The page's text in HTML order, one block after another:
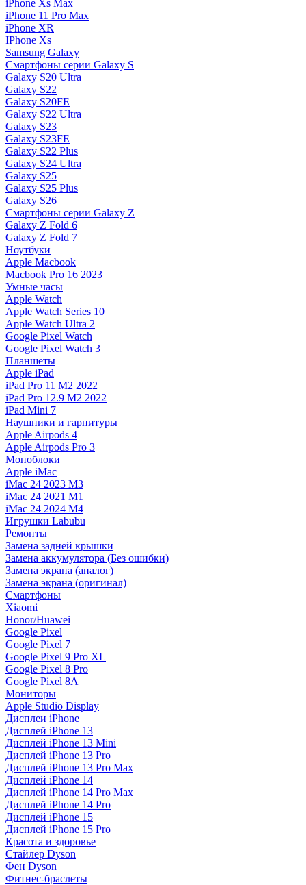
iPhone Xs Max
iPhone 11 Pro Max
iPhone XR
IPhone Xs
Samsung Galaxy
Смартфоны серии Galaxy S
Galaxy S20 Ultra
Galaxy S22
Galaxy S20FE
Galaxy S22 Ultra
Galaxy S23
Galaxy S23FE
Galaxy S22 Plus
Galaxy S24 Ultra
Galaxy S25
Galaxy S25 Plus
Galaxy S26
Смартфоны серии Galaxy Z
Galaxy Z Fold 6
Galaxy Z Fold 7
Ноутбуки
Apple Macbook
Macbook Pro 16 2023
Умные часы
Apple Watch
Apple Watch Series 10
Apple Watch Ultra 2
Google Pixel Watch
Google Pixel Watch 3
Планшеты
Apple iPad
iPad Pro 11 M2 2022
iPad Pro 12.9 M2 2022
iPad Mini 7
Наушники и гарнитуры
Apple Airpods 4
Apple Airpods Pro 3
Моноблоки
Apple iMac
iMac 24 2023 M3
iMac 24 2021 M1
iMac 24 2024 M4
Игрушки Labubu
Ремонты
Замена задней крышки
Замена аккумулятора (Без ошибки)
Замена экрана (аналог)
Замена экрана (оригинал)
Смартфоны
Xiaomi
Honor/Huawei
Google Pixel
Google Pixel 7
Google Pixel 9 Pro XL
Google Pixel 8 Pro
Google Pixel 8A
Мониторы
Apple Studio Display
Дисплеи iPhone
Дисплей iPhone 13
Дисплей iPhone 13 Mini
Дисплей iPhone 13 Pro
Дисплей iPhone 13 Pro Max
Дисплей iPhone 14
Дисплей iPhone 14 Pro Max
Дисплей iPhone 14 Pro
Дисплей iPhone 15
Дисплей iPhone 15 Pro
Красота и здоровье
Стайлер Dyson
Фен Dyson
Фитнес-браслеты